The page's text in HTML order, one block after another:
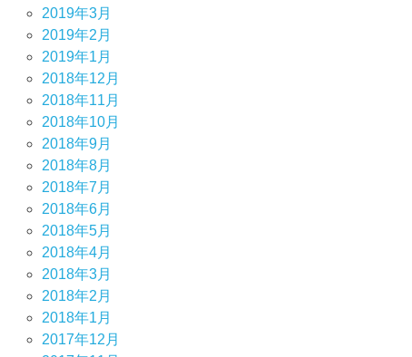
2019年3月
2019年2月
2019年1月
2018年12月
2018年11月
2018年10月
2018年9月
2018年8月
2018年7月
2018年6月
2018年5月
2018年4月
2018年3月
2018年2月
2018年1月
2017年12月